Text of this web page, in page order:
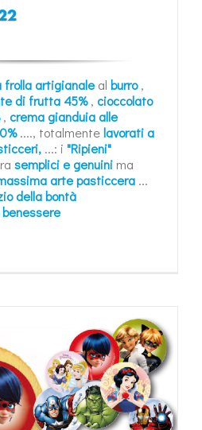
frolla artigianale al burro,
di frutta 45%, cioccolato
, crema gianduia alle
...., totalmentelavorati a
...: i "Ripieni"
semplici e genuini ma
arte pasticcera ...
della bontà